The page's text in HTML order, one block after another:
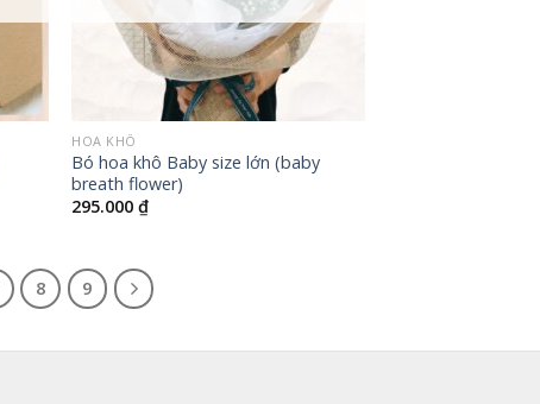
HOA KHÔ
Bó hoa khô Baby size lớn (baby
breath flower)
295.000₫
8 9